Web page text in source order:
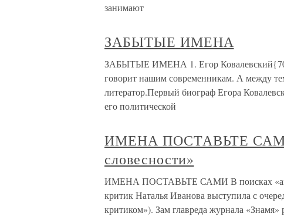
занимают
ЗАБЫТЫЕ ИМЕНА
ЗАБЫТЫЕ ИМЕНА 1. Егор Ковалевский{70}
говорит нашим современникам. А между
литератор.Первый биограф Егора
его политической
ИМЕНА ПОСТАВЬТЕ САМИ
словесности»
ИМЕНА ПОСТАВЬТЕ САМИ В поисках
критик Наталья Иванова выступила с
критиком»). Зам главреда журнала